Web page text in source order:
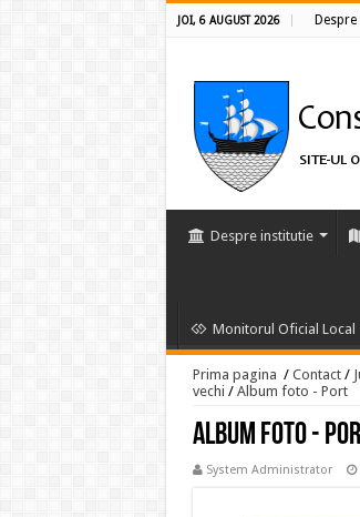
JOI, 6 AUGUST 2026
Despre institutie
Monitorul Oficial Local
Prima pagina / Contact /
vechi / Album foto - Port
Album foto -
System Administrator